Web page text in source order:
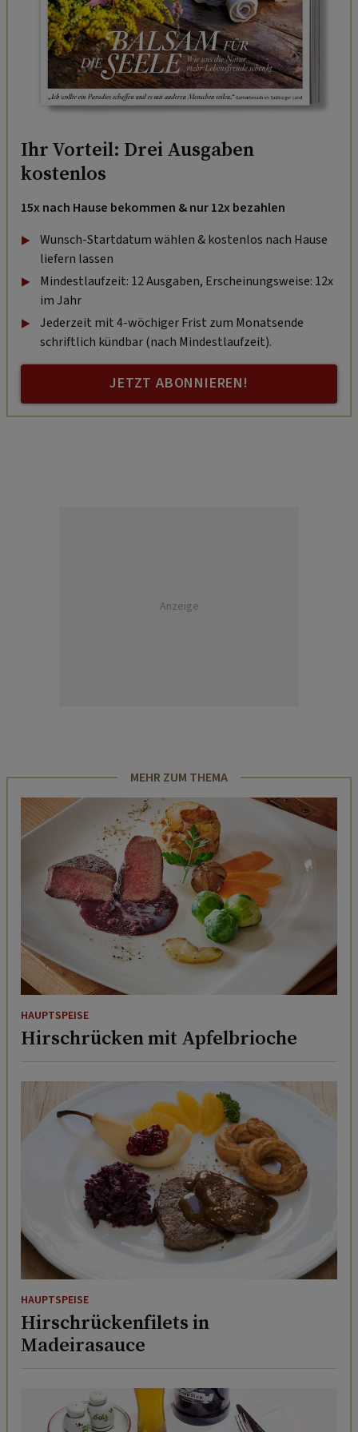
Ihr Vorteil: Drei Ausgaben
kostenlos
15x nach Hause bekommen & nur 12x bezahlen
Wunsch-Startdatum wählen & kostenlos nach Hause
liefern lassen
Mindestlaufzeit: 12 Ausgaben, Erscheinungsweise: 12x
im Jahr
Jederzeit mit 4-wöchiger Frist zum Monatsende
schriftlich kündbar (nach Mindestlaufzeit).
JETZT ABONNIEREN!
Anzeige
MEHR ZUM THEMA
HAUPTSPEISE
Hirschrücken mit Apfelbrioche
HAUPTSPEISE
Hirschrückenfilets in
Madeirasauce